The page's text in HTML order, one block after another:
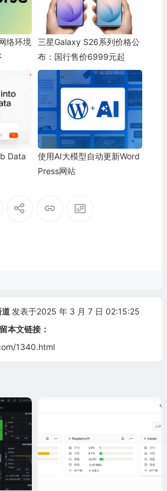
络环境
三星Galaxy S26系列价格公
布：国行售价6999元起
Data
使用AI大模型自动更新Word
Press网站
发表于2025 年 3 月 7 日 02:15:25
本文链接：
1340.html